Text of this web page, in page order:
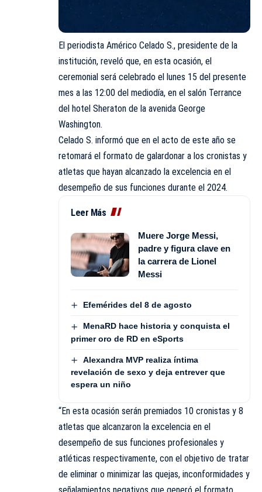
El periodista Américo Celado S., presidente de la
institución, reveló que, en esta ocasión, el
ceremonial será celebrado el lunes 15 del presente
mes a las 12:00 del mediodía, en el salón Terrance
del hotel Sheraton de la avenida George
Washington.
Celado S. informó que en el acto de este año se
retomará el formato de galardonar a los cronistas y
atletas que hayan alcanzado la excelencia en el
desempeño de sus funciones durante el 2024.
Leer Más
Muere Jorge Messi,
padre y figura clave en
la carrera de Lionel
Messi
Efemérides del 8 de agosto
MenaRD hace historia y conquista el
primer oro de RD en eSports
Alexandra MVP realiza íntima
revelación de sexo y deja entrever que
espera un niño
“En esta ocasión serán premiados 10 cronistas y 8
atletas que alcanzaron la excelencia en el
desempeño de sus funciones profesionales y
atléticas respectivamente, con el objetivo de tratar
de eliminar o minimizar las quejas, inconformidades y